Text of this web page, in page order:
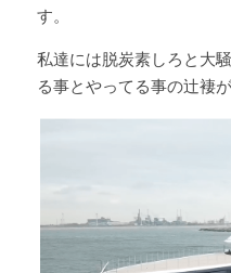
す。
私達には脱炭素しろと大
る事とやってる事の辻褄